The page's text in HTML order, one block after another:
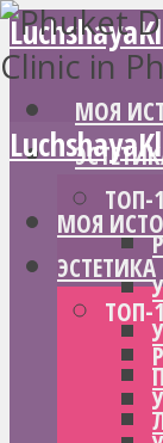
МОЯ
ТОП-
МОЯ
ЭСТЕТИКА
ТОП-